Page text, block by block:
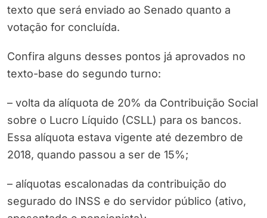
texto que será enviado ao Senado quanto a
votação for concluída.
Confira alguns desses pontos já aprovados no
texto-base do segundo turno:
– volta da alíquota de 20% da Contribuição Social
sobre o Lucro Líquido (CSLL) para os bancos.
Essa alíquota estava vigente até dezembro de
2018, quando passou a ser de 15%;
– alíquotas escalonadas da contribuição do
segurado do INSS e do servidor público (ativo,